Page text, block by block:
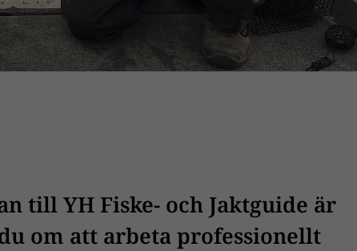
till YH Fiske- och Jaktguide är
om att arbeta professionellt